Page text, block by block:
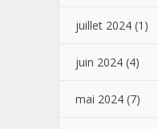
juillet 2024 (1)
juin 2024 (4)
mai 2024 (7)